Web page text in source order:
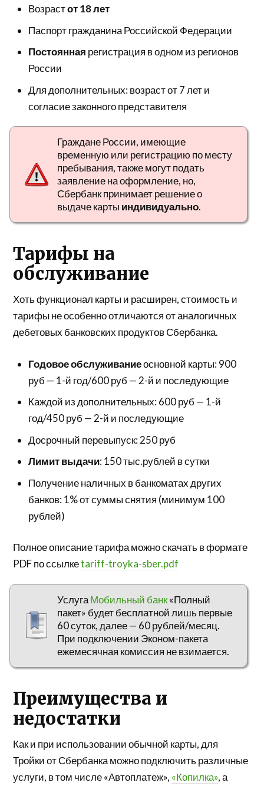
Возрастот 18 лет
Паспорт гражданина Российской Федерации
Постоянная регистрация в одном из регионов
России
Для дополнительных: возраст от 7 лет и
согласие законного представителя
Граждане России, имеющие
временную или регистрацию по месту
пребывания, также могут подать
заявление на оформление, но,
Сбербанк принимает решение о
выдаче карты индивидуально.
Тарифы на
обслуживание
Хоть функционал карты и расширен, стоимость и
тарифы не особенно отличаются от аналогичных
дебетовых банковских продуктов Сбербанка.
Годовое обслуживаниеосновной карты: 900
руб — 1-й год/600 руб — 2-й и последующие
Каждой из дополнительных: 600 руб — 1-й
год/450 руб — 2-й и последующие
Досрочный перевыпуск: 250 руб
Лимит выдачи: 150 тыс.рублей в сутки
Получение наличных в банкоматах других
банков: 1% от суммы снятия (минимум 100
рублей)
Полное описание тарифа можно скачать в формате
PDF по ссылкеtariff-troyka-sber.pdf
УслугаМобильный банк«Полный
пакет» будет бесплатной лишь первые
60 суток, далее — 60 рублей/месяц.
При подключении Эконом-пакета
ежемесячная комиссия не взимается.
Преимущества и
недостатки
Как и при использовании обычной карты, для
Тройки от Сбербанка можно подключить различные
услуги, в том числе «Автоплатеж», «Копилка», а